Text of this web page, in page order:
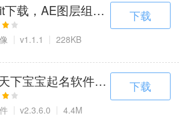
下载，AE图层组织与控制的全
v1.1.1 228KB
下载
下宝宝起名软件正版下载，AI
v2.3.6.0 4.4M
下载